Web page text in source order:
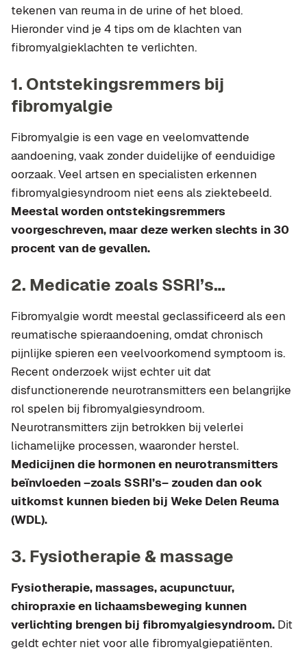
tekenen van reuma in de urine of het bloed.
Hieronder vind je 4 tips om de klachten van
fibromyalgieklachten te verlichten.
1. Ontstekingsremmers bij
fibromyalgie
Fibromyalgie is een vage en veelomvattende
aandoening, vaak zonder duidelijke of eenduidige
oorzaak. Veel artsen en specialisten erkennen
fibromyalgiesyndroom niet eens als ziektebeeld.
Meestal worden ontstekingsremmers
voorgeschreven, maar deze werken slechts in 30
procent van de gevallen.
2. Medicatie zoals SSRI’s…
Fibromyalgie wordt meestal geclassificeerd als een
reumatische spieraandoening, omdat chronisch
pijnlijke spieren een veelvoorkomend symptoom is.
Recent onderzoek wijst echter uit dat
disfunctionerende neurotransmitters een belangrijke
rol spelen bij fibromyalgiesyndroom.
Neurotransmitters zijn betrokken bij velerlei
lichamelijke processen, waaronder herstel.
Medicijnen die hormonen en neurotransmitters
beïnvloeden –zoals SSRI’s– zouden dan ook
uitkomst kunnen bieden bij Weke Delen Reuma
(WDL).
3. Fysiotherapie & massage
Fysiotherapie, massages, acupunctuur,
chiropraxie en lichaamsbeweging kunnen
verlichting brengen bij fibromyalgiesyndroom. Dit
geldt echter niet voor alle fibromyalgiepatiënten.